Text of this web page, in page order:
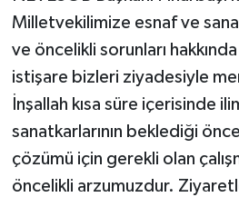
Milletvekilimize esnaf ve
ve öncelikli sorunları
istişare bizleri ziyadesiyle
İnşallah kısa süre içerisinde
sanatkarlarının beklediği
çözümü için gerekli olan
öncelikli arzumuzdur.